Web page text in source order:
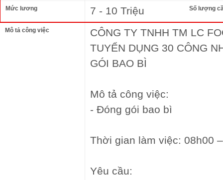
Mức lương 7 - 10 Triệu Số lượng
Mô tả công việc
CÔNG TY TNHH TM LC
TUYỂN DỤNG 30 CÔNG
GÓI BAO BÌ
Mô tả công việc:
- Đóng gói bao bì
Thời gian làm việc: 08h00
Yêu cầu: